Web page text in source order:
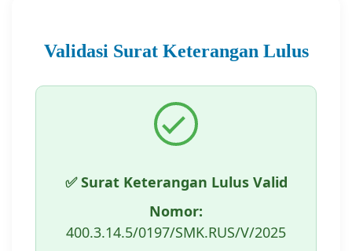
Validasi Surat Keterangan Lulus
✅ Surat Keterangan Lulus Valid
Nomor:
400.3.14.5/0197/SMK.RUS/V/2025